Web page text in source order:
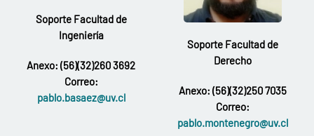
Soporte Facultad de
Ingeniería
Anexo: (56)(32)260 3692
Correo:
pablo.basaez@uv.cl
Soporte Facultad de
Derecho
Anexo: (56)(32)250 7035
Correo:
pablo.montenegro@uv.cl